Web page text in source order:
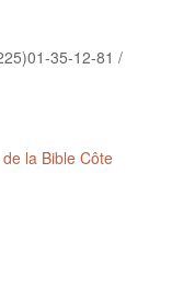
35-12-81 /
la Bible Côte